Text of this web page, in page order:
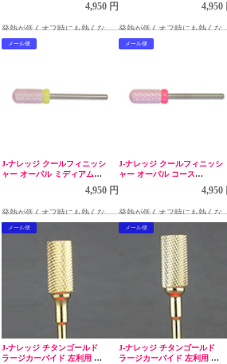
4,950 円
発熱が低くオフ時にも熱くなり
にくいビット
4,950
発熱が低くオフ時にも熱くな
にくいビット
メール便
J-ナレッジ クールフィニッシ
ャー オーバル ミディアム
4,950 円
発熱が低くオフ時にも熱くなり
にくいビット
メール便
J-ナレッジ クールフィニッシ
ャー オーバル コース
4,950
発熱が低くオフ時にも熱くな
にくいビット
メール便
J-ナレッジ チタンゴールド
ラージカーバイド 左利用 ミ
メール便
J-ナレッジ チタンゴールド
ラージカーバイド 左利用 フ